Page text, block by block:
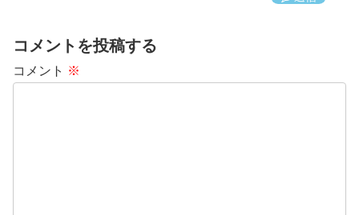
コメントを投稿する
コメント ※